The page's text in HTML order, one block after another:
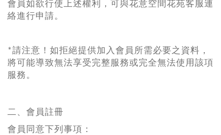
會員如欲行使上述權利，可與花意空間花苑客服連
絡進行申請。
*請注意！如拒絕提供加入會員所需必要之資料，
將可能導致無法享受完整服務或完全無法使用該項
服務。
二、會員註冊
會員同意下列事項：